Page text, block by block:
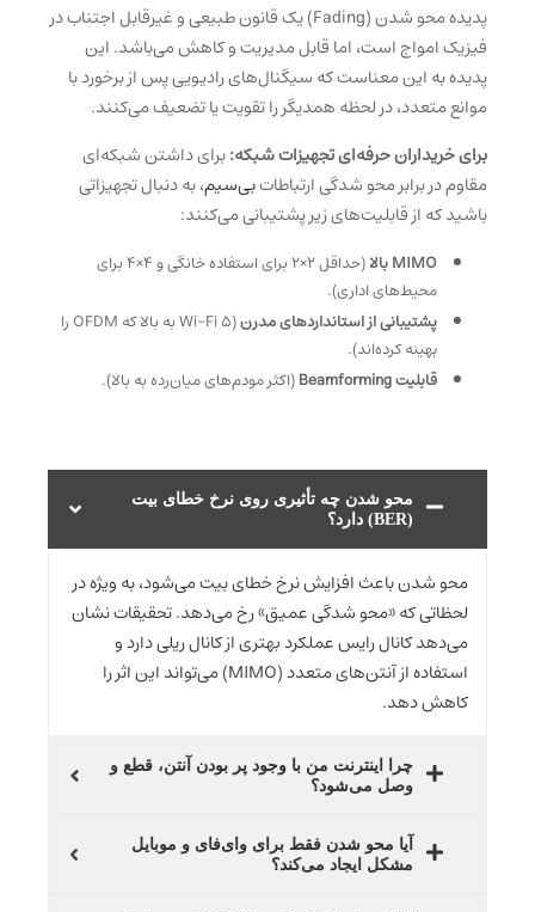
پدیده محو شدن (Fading)
یک قانون طبیعی و غیرقابل اجتناب در
فیزیک امواج است، اما قابل مدیریت و کاهش می‌باشد. این
پدیده به این معناست که سیگنال‌های رادیویی پس از برخورد با
موانع متعدد، در لحظه همدیگر را تقویت یا تضعیف می‌کنند.
برای خریداران حرفه‌ای تجهیزات شبکه:برای داشتن شبکه‌ای
مقاوم در برابر محو شدگی ارتباطاتبی‌سیم، به دنبال تجهیزاتی
باشید که از قابلیت‌های زیر پشتیبانی می‌کنند:
MIMO بالا
(حداقل ۲×۲ برای استفاده خانگی و ۴×۴ برای
محیط‌های اداری).
پشتیبانی از استانداردهای مدرن
(Wi-Fi 5 به بالا که OFDM را
بهینه کرده‌اند).
قابلیت Beamforming
(اکثر مودم‌های میان‌رده به بالا).
محو شدن چه تأثیری روی نرخ خطای بیت
(BER) دارد؟
محو شدن باعث افزایش نرخ خطای بیت می‌شود، به ویژه در
لحظاتی که «محو شدگی عمیق» رخ می‌دهد. تحقیقات نشان
می‌دهد کانال رایس عملکرد بهتری از کانال ریلی دارد و
استفاده از آنتن‌های متعدد (MIMO) می‌تواند این اثر را
کاهش دهد.
چرا اینترنت من با وجود پر بودن آنتن، قطع و
وصل می‌شود؟
آیا محو شدن فقط برای وای‌فای و موبایل
مشکل ایجاد می‌کند؟